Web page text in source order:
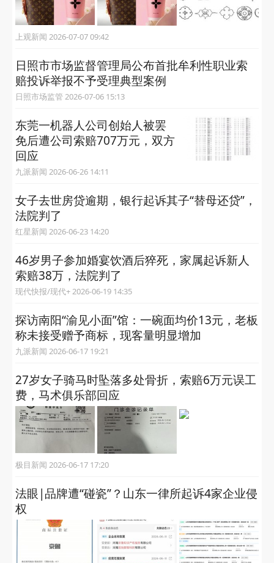
上观新闻 2026-07-07 09:42
日照市市场监督管理局公布首批牟利性职业索
赔投诉举报不予受理典型案例
日照市场监管 2026-07-06 15:13
东莞一机器人公司创始人被罢
免后遭公司索赔707万元，双方
回应
九派新闻 2026-06-26 14:11
女子去世房贷逾期，银行起诉其子“替母还贷”，
法院判了
红星新闻 2026-06-23 14:20
46岁男子参加婚宴饮酒后猝死，家属起诉新人
索赔38万，法院判了
现代快报/现代+ 2026-06-19 14:35
​探访南阳“渝见小面”馆：一碗面均价13元，老板
称未接受赠予商标，现客量明显增加
九派新闻 2026-06-17 19:21
27岁女子骑马时坠落多处骨折，索赔6万元误工
费，马术俱乐部回应
极目新闻 2026-06-17 17:20
法眼|品牌遭“碰瓷”？山东一律所起诉4家企业侵
权